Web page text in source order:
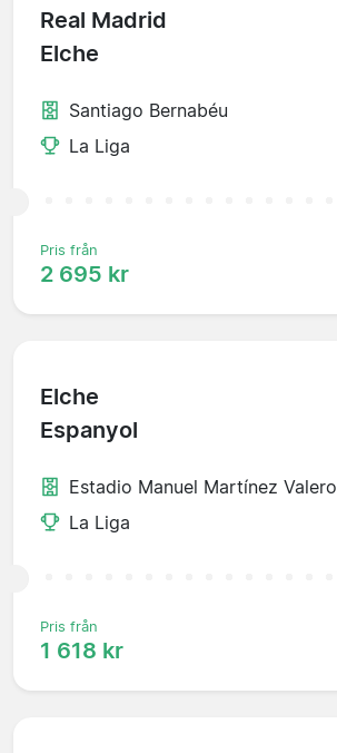
Real Madrid
Elche
Santiago Bernabéu
La Liga
Pris från
2 695 kr
Elche
Espanyol
Estadio Manuel Martínez Valero
La Liga
Pris från
1 618 kr